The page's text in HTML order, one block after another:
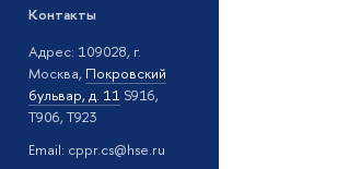
Контакты
Адрес: 109028, г.
Москва, Покровский
бульвар, д. 11 S916,
T906, T923
Email: cppr.cs@hse.ru